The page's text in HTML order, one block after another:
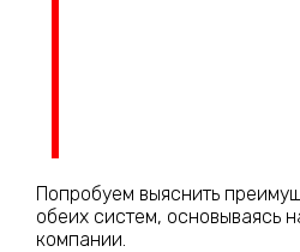
Попробуем выяснить
обеих систем, основываясь
компании.